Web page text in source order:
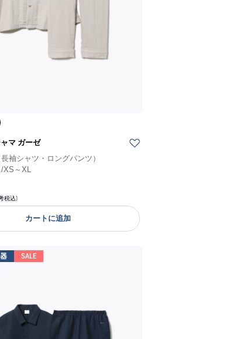
ャマ ガーゼ
長袖シャツ・ロングパンツ）
/XS～XL
税込)
カートに追加
SALE